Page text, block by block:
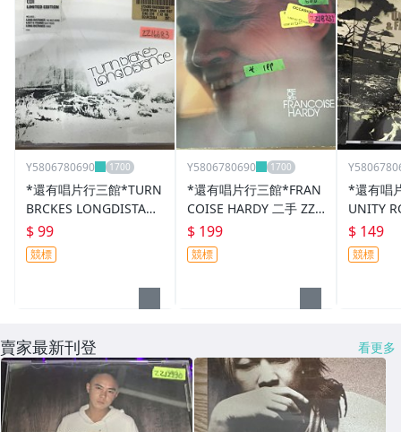
Y5806780690
*還有唱片行三館*TURN
BRCKES LONGDISTANC
E 二手 ZZ16683(競標)
$ 99
競標
Y5806780690
*還有唱片行三館*FRAN
COISE HARDY 二手 ZZ1
8231(競標)
$ 199
競標
*還有唱
UNITY
AWAY
標)
$ 149
競標
賣家最新刊登 看更多